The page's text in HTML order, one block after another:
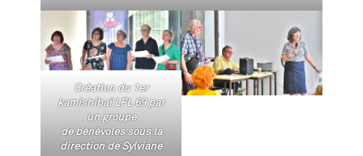
Création du 1er
kamishibaï LFL 69 par
un groupe
de bénévoles sous la
direction de Sylviane